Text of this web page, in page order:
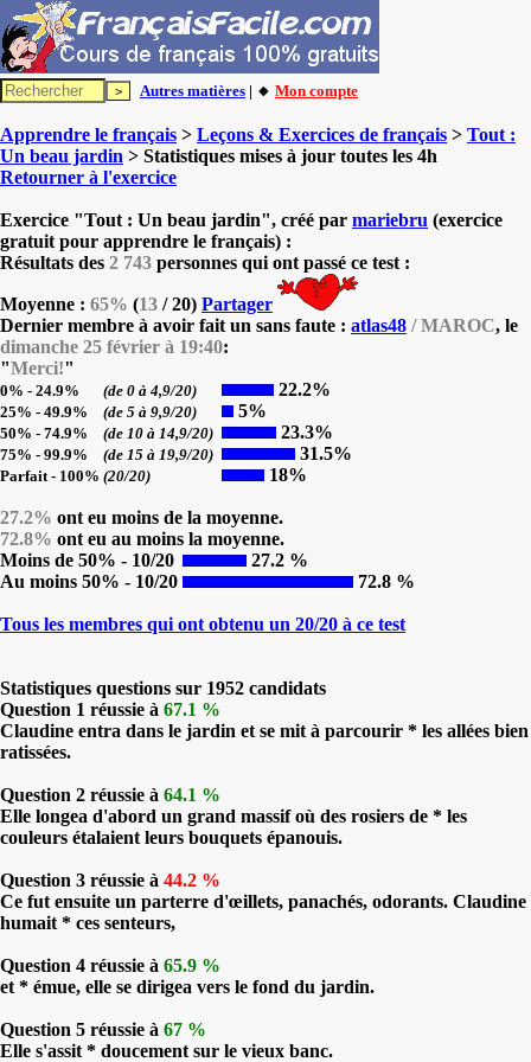
Autres matières | 🔸 Mon compte
Apprendre le français > Leçons & Exercices de français > Tout :
Un beau jardin > Statistiques mises à jour toutes les 4h
Retourner à l'exercice
Exercice "Tout : Un beau jardin", créé par mariebru (exercice
gratuit pour apprendre le français) :
Résultats des 2 743 personnes qui ont passé ce test :
Moyenne : 65% (13 / 20) Partager
Dernier membre à avoir fait un sans faute : atlas48 / MAROC, le
dimanche 25 février à 19:40:
"Merci!"
0% - 24.9% (de 0 à 4,9/20) 22.2%
25% - 49.9% (de 5 à 9,9/20) 5%
50% - 74.9% (de 10 à 14,9/20) 23.3%
75% - 99.9% (de 15 à 19,9/20) 31.5%
Parfait - 100% (20/20) 18%
27.2% ont eu moins de la moyenne.
72.8% ont eu au moins la moyenne.
Moins de 50% - 10/20
27.2 %
Au moins 50% - 10/20
72.8 %
Tous les membres qui ont obtenu un 20/20 à ce test
Statistiques questions sur 1952 candidats
Question 1 réussie à 67.1 %
Claudine entra dans le jardin et se mit à parcourir * les allées bien
ratissées.
Question 2 réussie à 64.1 %
Elle longea d'abord un grand massif où des rosiers de * les
couleurs étalaient leurs bouquets épanouis.
Question 3 réussie à 44.2 %
Ce fut ensuite un parterre d'œillets, panachés, odorants. Claudine
humait * ces senteurs,
Question 4 réussie à 65.9 %
et * émue, elle se dirigea vers le fond du jardin.
Question 5 réussie à 67 %
Elle s'assit * doucement sur le vieux banc.